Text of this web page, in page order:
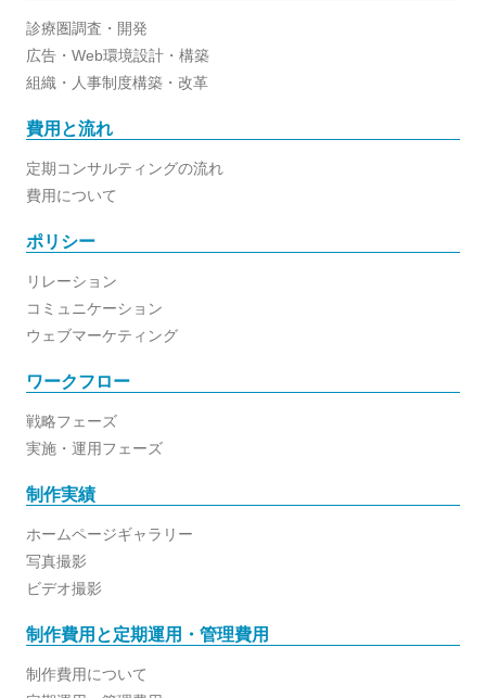
診療圏調査・開発
広告・Web環境設計・構築
組織・人事制度構築・改革
費用と流れ
定期コンサルティングの流れ
費用について
ポリシー
リレーション
コミュニケーション
ウェブマーケティング
ワークフロー
戦略フェーズ
実施・運用フェーズ
制作実績
ホームページギャラリー
写真撮影
ビデオ撮影
制作費用と定期運用・管理費用
制作費用について